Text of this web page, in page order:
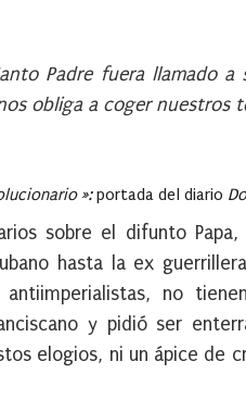
Padre fuera llamado
obliga a coger nuestros
»:portada del diario
sobre el difunto
hasta la ex
antiimperialistas, no
y pidió ser
elogios, ni un ápice de